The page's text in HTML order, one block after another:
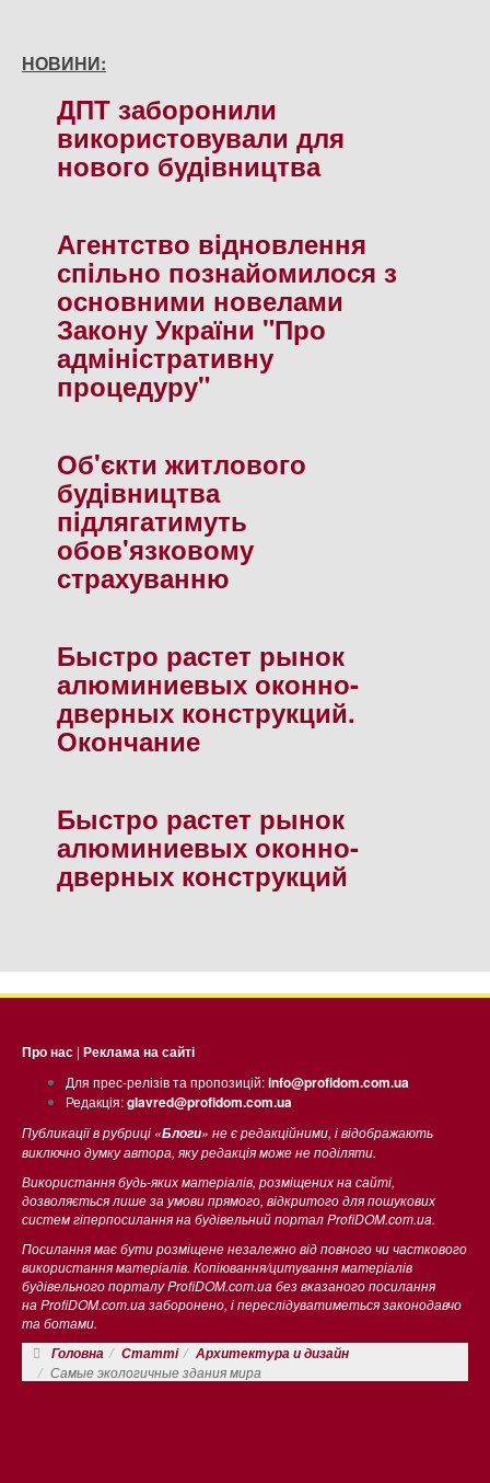
НОВИНИ:
ДПТ заборонили
використовували для
нового будiвництва
Агентство вiдновлення
спiльно познайомилося з
основними новелами
Закону України "Про
адмiнiстративну
процедуру"
Об'єкти житлового
будiвництва
пiдлягатимуть
обов'язковому
страхуванню
Быстро растет рынок
алюминиевых оконно-
дверных конструкций.
Окончание
Быстро растет рынок
алюминиевых оконно-
дверных конструкций
Про нас | Реклама на сайті
Для прес-релізів та пропозицій:info@profidom.com.ua
Редакція:glavred@profidom.com.ua
Публикації в рубриці «Блоги» не є редакційними, і відображають
виключно думку автора, яку редакція може не поділяти.
Використання будь-яких матеріалів, розміщених на сайті,
дозволяється лише за умови прямого, відкритого для пошукових
систем гіперпосилання на будівельний портал ProfiDOM.com.ua.
Посилання має бути розміщене незалежно від повного чи часткового
використання матеріалів. Копіювання/цитування матеріалів
будівельного порталу ProfiDOM.com.ua без вказаного посилання
на ProfiDOM.com.ua заборонено, і переслідуватиметься законодавчо
та ботами.
Головна
Статті
Архитектура и дизайн
Самые экологичные здания мира